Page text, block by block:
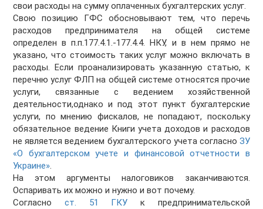
свои расходы на сумму оплаченных бухгалтерских услуг.
Свою позицию ГФС обосновывают тем, что перечь
расходов предпринимателя на общей системе
определен в п.п.177.4.1.-177.4.4. НКУ, и в нем прямо не
указано, что стоимость таких услуг можно включать в
расходы. Если проанализировать указанную статью, к
перечню услуг ФЛП на общей системе относятся прочие
услуги, связанные с ведением хозяйственной
деятельности,однако и под этот пункт бухгалтерские
услуги, по мнению фискалов, не попадают, поскольку
обязательное ведение Книги учета доходов и расходов
не является ведением бухгалтерского учета согласно ЗУ
«О бухгалтерском учете и финансовой отчетности в
Украине».
На этом аргументы налоговиков заканчиваются.
Оспаривать их можно и нужно и вот почему.
Согласност. 51 ГКУ к предпринимательской